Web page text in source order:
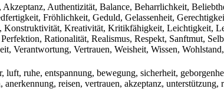
Akzeptanz, Authentizität, Balance, Beharrlichkeit,
Fröhlichkeit, Geduld, Gelassenheit,
Konstruktivität, Kreativität, Kritikfähigkeit, Leichtigkeit,
Rationalität, Realismus, Respekt, Sanftmut,
Verantwortung, Vertrauen, Weisheit, Wissen,
luft, ruhe, entspannung, bewegung, sicherheit,
reisen, vertrauen, akzeptanz, unterstützung,